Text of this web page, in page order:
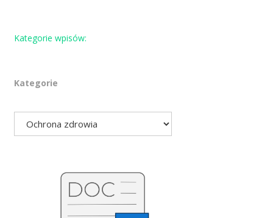
Kategorie wpisów:
Kategorie